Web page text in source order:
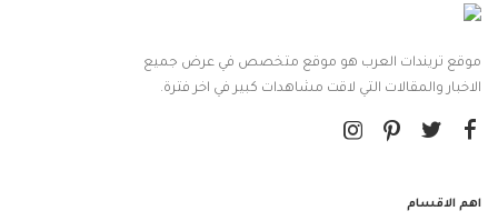
موقع تريندات العرب هو موقع متخصص في عرض جميع
الاخبار والمقالات التي لاقت مشاهدات كبير في اخر فترة.
اهم الاقسام